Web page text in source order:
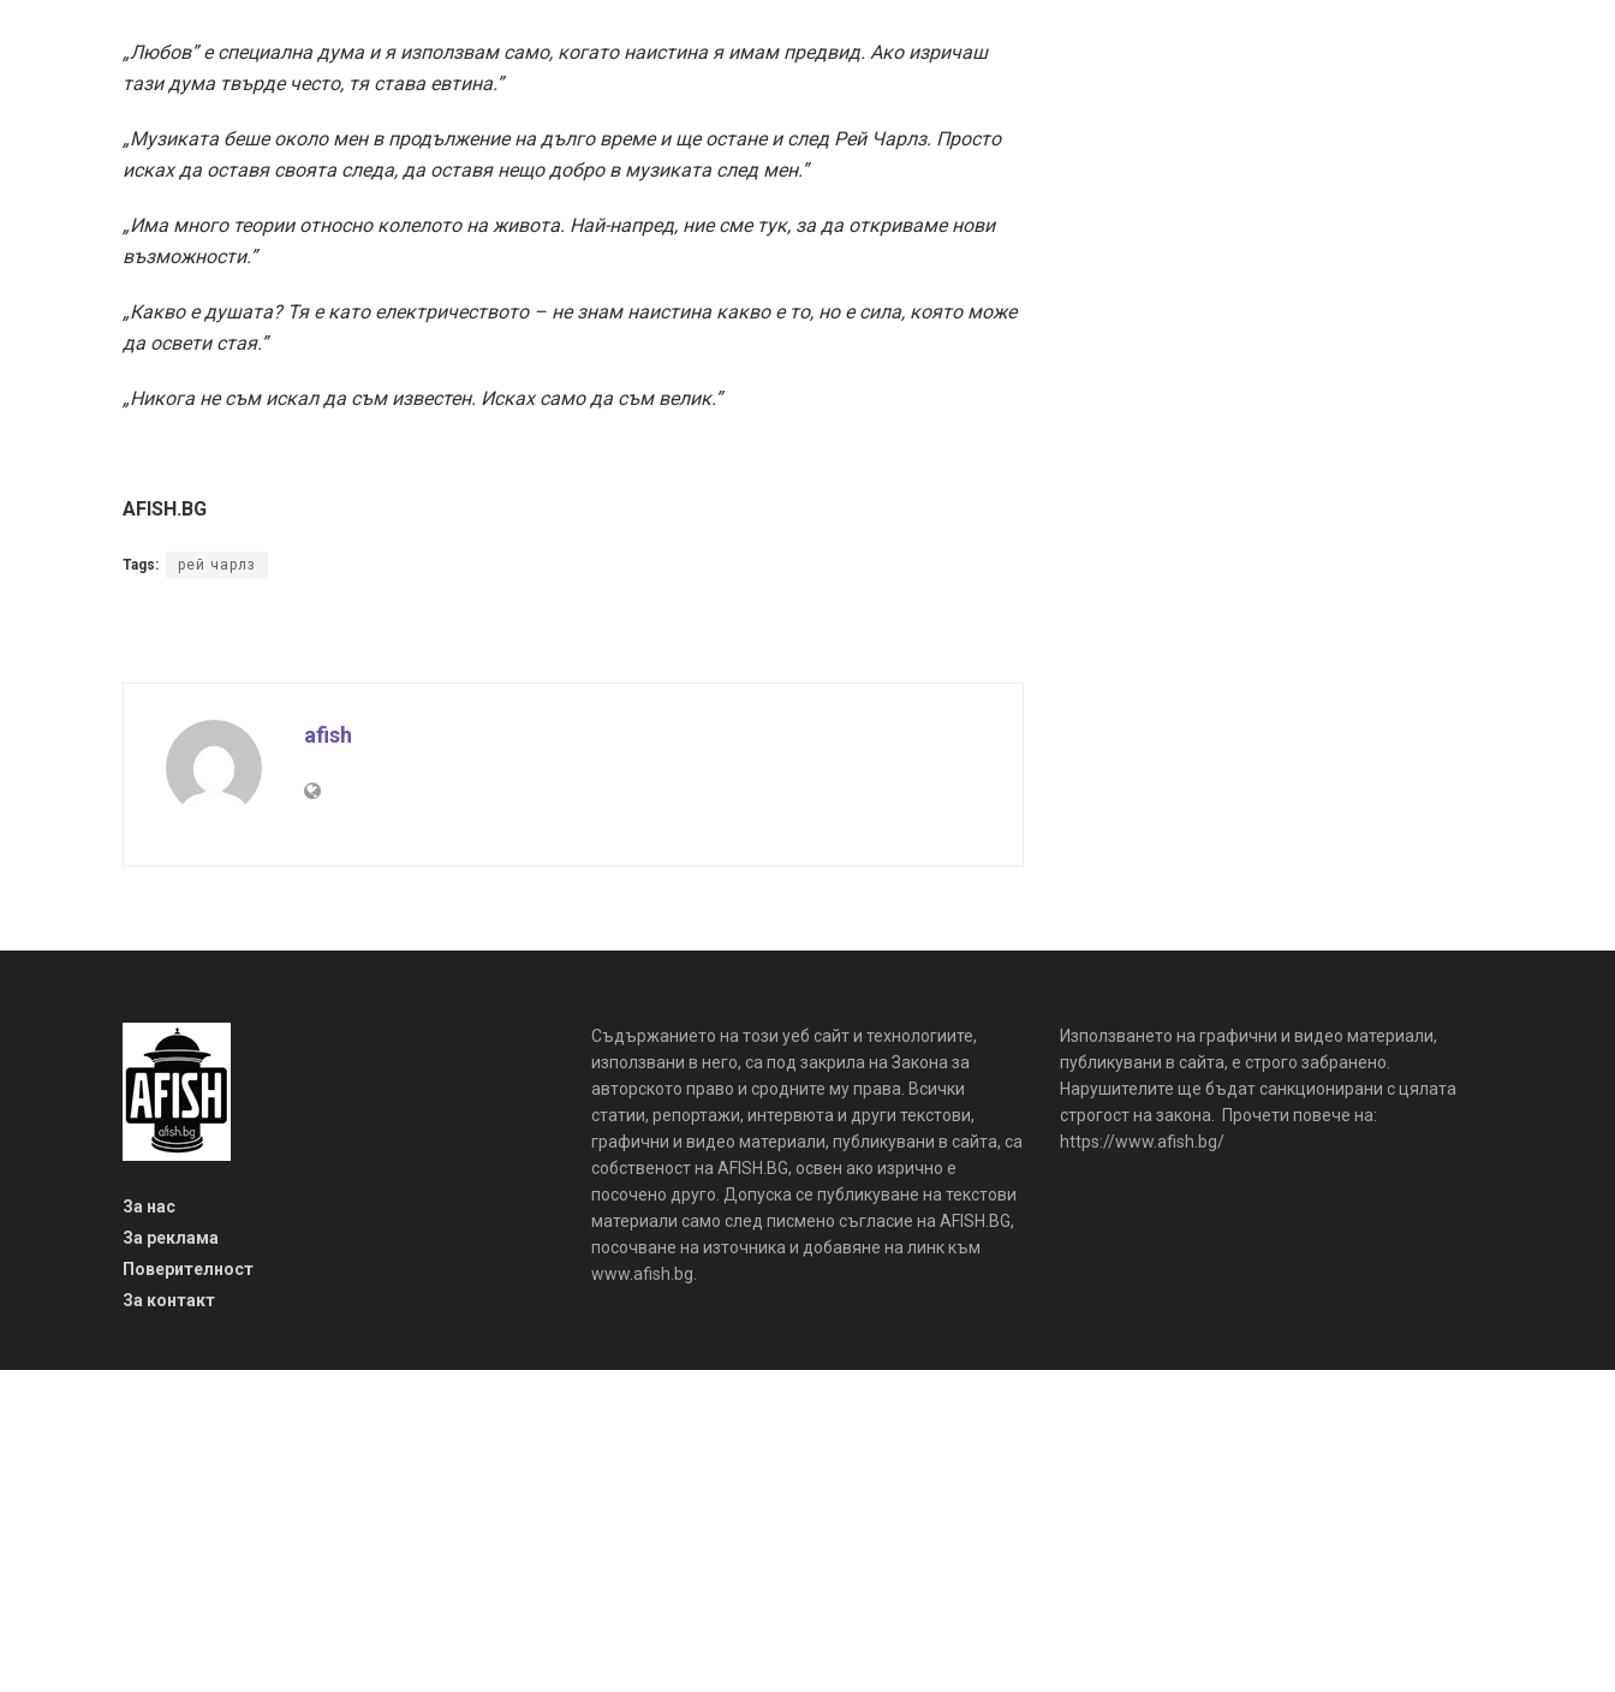
„Любов” е специална дума и я използвам само, когато наистина я имам предвид. Ако изричаш
тази дума твърде често, тя става евтина.”
„Музиката беше около мен в продължение на дълго време и ще остане и след Рей Чарлз. Просто
исках да оставя своята следа, да оставя нещо добро в музиката след мен.”
„Има много теории относно колелото на живота. Най-напред, ние сме тук, за да откриваме нови
възможности.”
„Какво е душата? Тя е като електричеството – не знам наистина какво е то, но е сила, която може
да освети стая.”
„Никога не съм искал да съм известен. Исках само да съм велик.”
AFISH.BG
Tags: рей чарлз
afish
За нас
За реклама
Поверителност
За контакт
Съдържанието на този уеб сайт и технологиите,
използвани в него, са под закрила на Закона за
авторското право и сродните му права. Всички
статии, репортажи, интервюта и други текстови,
графични и видео материали, публикувани в сайта, са
собственост на AFISH.BG, освен ако изрично е
посочено друго. Допуска се публикуване на текстови
материали само след писмено съгласие на AFISH.BG,
посочване на източника и добавяне на линк към
www.afish.bg.
Използването на графични и видео материали,
публикувани в сайта, е строго забранено.
Нарушителите ще бъдат санкционирани с цялата
строгост на закона. Прочети повече на:
https://www.afish.bg/